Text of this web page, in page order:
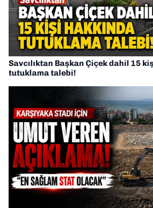
Savcılıktan Başkan Çiçek dahil 15
tutuklama talebi!